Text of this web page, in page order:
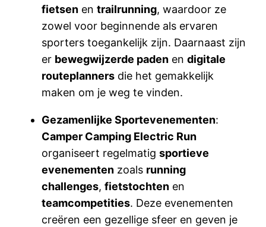
fietsen entrailrunning, waardoor ze
zowel voor beginnende als ervaren
sporters toegankelijk zijn. Daarnaast zijn
er bewegwijzerde paden endigitale
routeplanners die het gemakkelijk
maken om je weg te vinden.
Gezamenlijke Sportevenementen:
Camper Camping Electric Run
organiseert regelmatigsportieve
evenementen zoals running
challenges,fietstochten en
teamcompetities. Deze evenementen
creëren een gezellige sfeer en geven je